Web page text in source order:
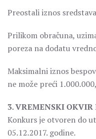
Preostali iznos
Prilikom obračuna,
poreza na dodatu
Maksimalni iznos
ne može preći
3. VREMENSKI OKVIR
Konkurs je otvoren do
05.12.2017. godine.